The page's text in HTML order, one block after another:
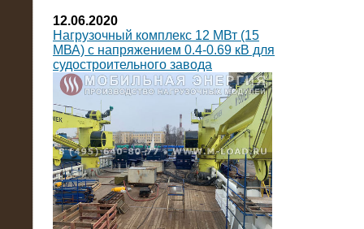
12.06.2020
Нагрузочный комплекс 12 МВт (15
МВА) с напряжением 0.4-0.69 кВ для
судостроительного завода